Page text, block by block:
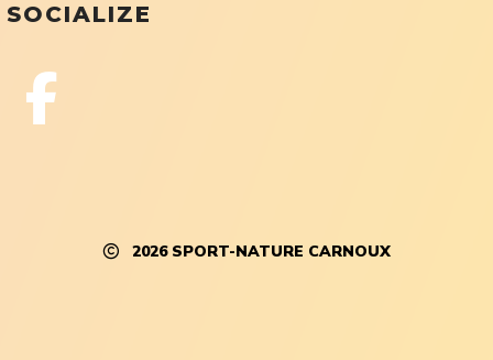
SOCIALIZE
2026 SPORT-NATURE CARNOUX